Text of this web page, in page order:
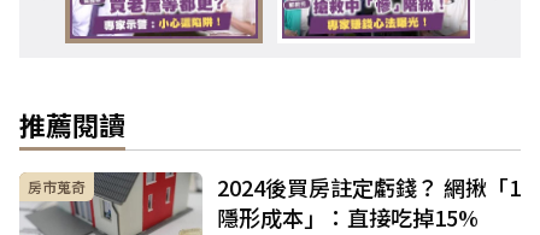
推薦閱讀
房市蒐奇
2024後買房註定虧錢？ 網揪「1
隱形成本」：直接吃掉15%